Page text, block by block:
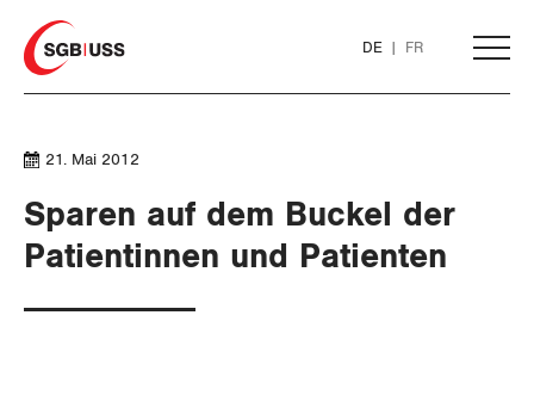
Home
DE FR
THEMEN
21. Mai 2012
Sparen auf dem Buckel der
Patientinnen und Patienten